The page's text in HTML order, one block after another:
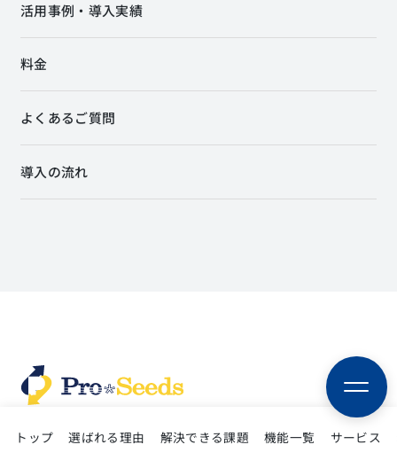
トップ 選ばれる理由 解決できる課題 機能一覧 サービス
活用事例・導入実績
料金
よくあるご質問
導入の流れ